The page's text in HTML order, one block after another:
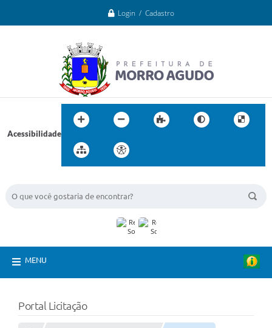
Login / Cadastro
Acessibilidade
MENU
Portal Licitação